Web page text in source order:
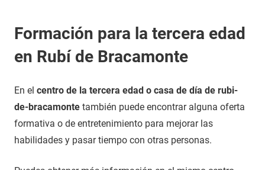
Formación para la tercera edad
en Rubí de Bracamonte
En el centro de la tercera edad o casa de día de rubi-
de-bracamonte también puede encontrar alguna oferta
formativa o de entretenimiento para mejorar las
habilidades y pasar tiempo con otras personas.